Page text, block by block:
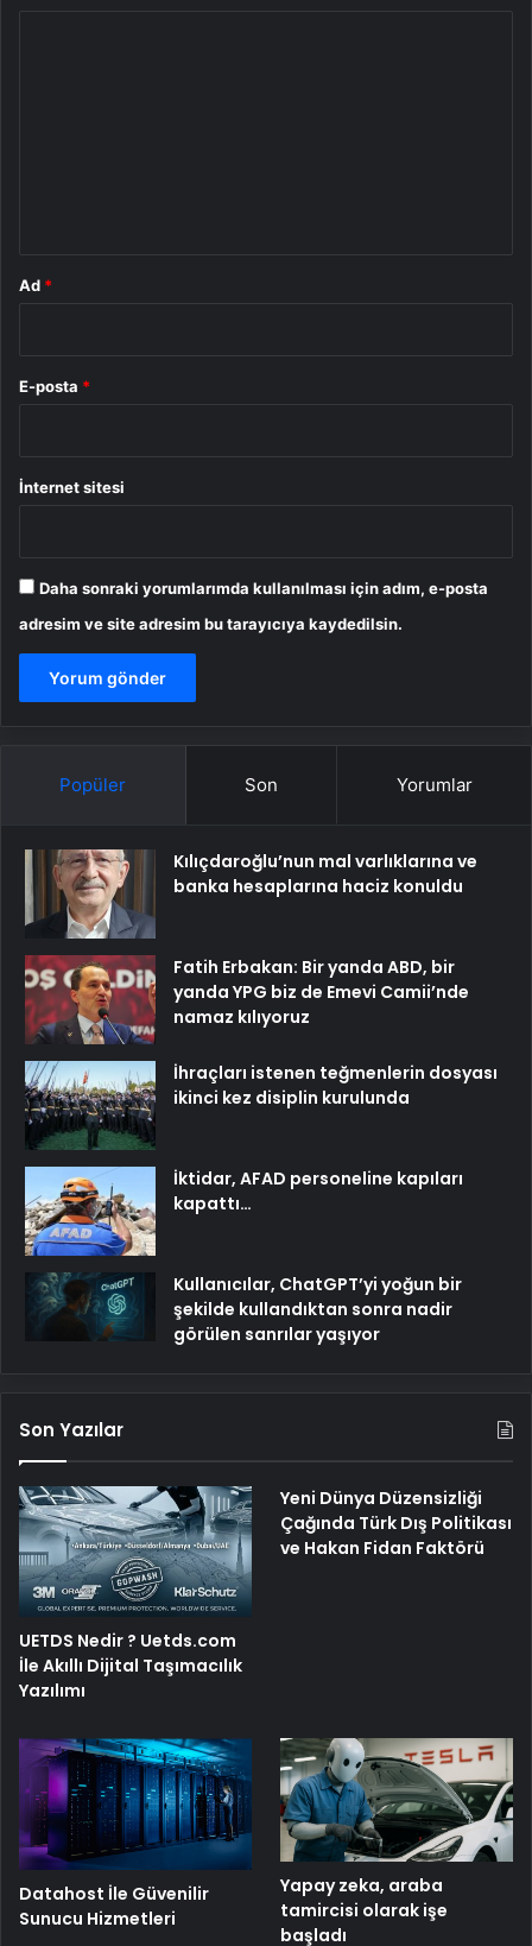
Ad *
E-posta *
İnternet sitesi
Daha sonraki yorumlarımda kullanılması için adım, e-posta
adresim ve site adresim bu tarayıcıya kaydedilsin.
Popüler Son Yorumlar
Kılıçdaroğlu’nun mal varlıklarına ve
banka hesaplarına haciz konuldu
Fatih Erbakan: Bir yanda ABD, bir
yanda YPG biz de Emevi Camii’nde
namaz kılıyoruz
İhraçları istenen teğmenlerin dosyası
ikinci kez disiplin kurulunda
İktidar, AFAD personeline kapıları
kapattı…
Kullanıcılar, ChatGPT’yi yoğun bir
şekilde kullandıktan sonra nadir
görülen sanrılar yaşıyor
Son Yazılar
UETDS Nedir ? Uetds.com
İle Akıllı Dijital Taşımacılık
Yazılımı
Yeni Dünya Düzensizliği
Çağında Türk Dış Politikası
ve Hakan Fidan Faktörü
Datahost İle Güvenilir
Sunucu Hizmetleri
Yapay zeka, araba
tamircisi olarak işe
başladı